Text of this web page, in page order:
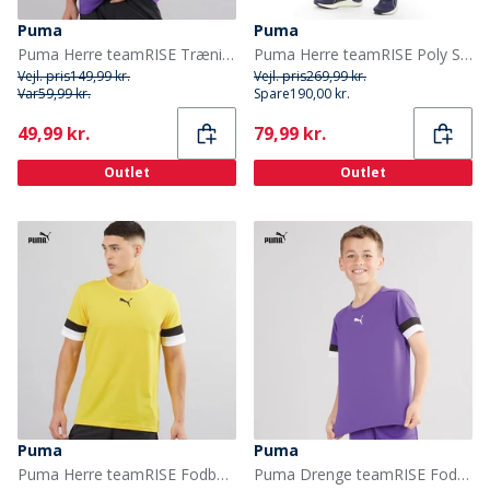
Puma
Puma Herre teamRISE Trænings T-shirt Prism Violet/Puma Sort/Puma Hvid
Vejl. pris149,99 kr.
Var59,99 kr.
Current
49,99 kr.
Outlet
Puma
Puma Herre teamRISE Poly Sport træningsbukser Blå
Vejl. pris269,99 kr.
Spare190,00 kr.
Current
79,99 kr.
Outlet
Puma
Puma Herre teamRISE Fodboldtrøjer Gul
Puma
Puma Drenge teamRISE Fodboldtrøjer lilla